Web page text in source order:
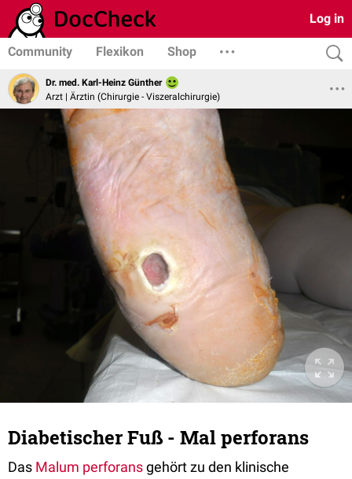
Log in
Community Flexikon Shop
Dr. med. Karl-Heinz Günther
Arzt | Ärztin (Chirurgie - Viszeralchirurgie)
Diabetischer Fuß - Mal perforans
Das Malum perforansgehört zu den klinische